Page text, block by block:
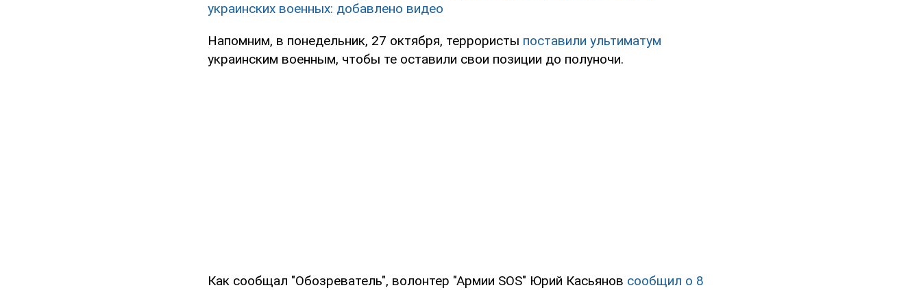
украинских военных: добавлено видео
Напомним, в понедельник, 27 октября, террористы поставили ультиматум
украинским военным, чтобы те оставили свои позиции до полуночи.
Как сообщал "Обозреватель", волонтер "Армии SOS" Юрий Касьянов сообщил о 8